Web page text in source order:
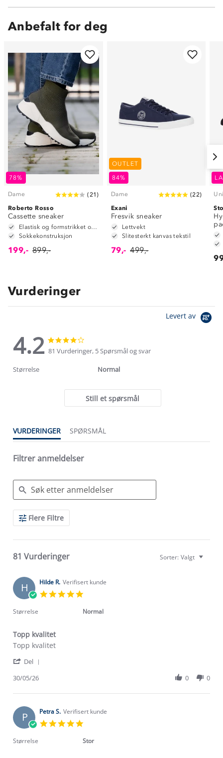
Anbefalt for deg
78%
Dame ( 21 )
Roberto Rosso
Cassette sneaker
Sokkekonstruksjon
199,- 899,-
OUTLET
84%
Dame (22)
Exani
Fresvik sneaker
Lettvekt
Slitesterkt kanvas tekstil
79,- 499,-
Vurderinger
Levert av
4.2
4.2
star
rating
star
rating
81 Vurderinger, 5 Spørsmål og svar
Størrelse Normal
Still et spørsmål
VURDERINGER SPØRSMÅL
Filtrer anmeldelser
Search
ReviewsFlere Filtre
81 Vurderinger Sorter: Valgt
H Hilde R. Verifisert kunde
rating
Størrelse Normal
Topp kvalitet
Review
Hilde
on
May
review
Topp
Topp kvalitet
Del
Hilde
on
30
May
30/05/26 0 0
P Petra S. Verifisert kunde
rating
Størrelse Stor